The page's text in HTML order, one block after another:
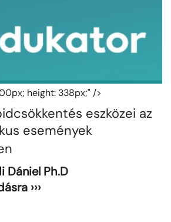
height: 338px;" />
eszközei az
események
Dániel Ph.D
›››